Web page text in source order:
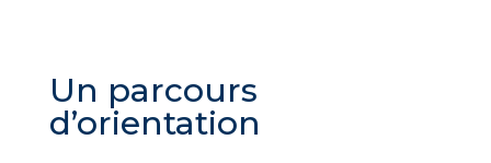
Un parcours
d’orientation